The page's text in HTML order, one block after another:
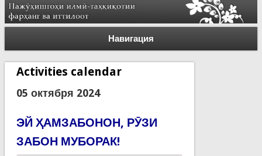
Навигация
Activities calendar
05 октября 2024
ЭЙ ҲАМЗАБОНОН, РӮЗИ
ЗАБОН МУБОРАК!